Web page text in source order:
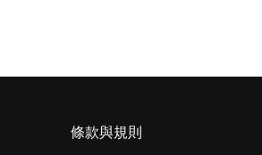
條款與規則